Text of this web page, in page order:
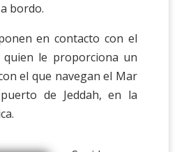
bordo.
en contacto con el
quien le proporciona un
el que navegan el Mar
de Jeddah, en la